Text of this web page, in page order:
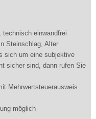
einwandfrei
Steinschlag, Alter
sich um eine subjektive
sicher sind, dann rufen Sie
Mehrwertsteuerausweis
möglich